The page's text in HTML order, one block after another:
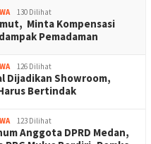
130 Dilihat
Minta Kompensasi
Pemadaman
126 Dilihat
Dijadikan Showroom,
Bertindak
123 Dilihat
Anggota DPRD Medan,